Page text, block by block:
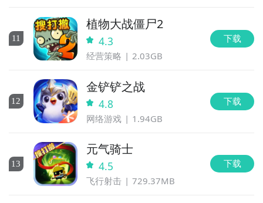
11
植物大战僵尸2
4.3
经营策略 2.03GB
下载
12
金铲铲之战
4.8
网络游戏 1.94GB
下载
13
元气骑士
4.5
飞行射击 729.37MB
下载